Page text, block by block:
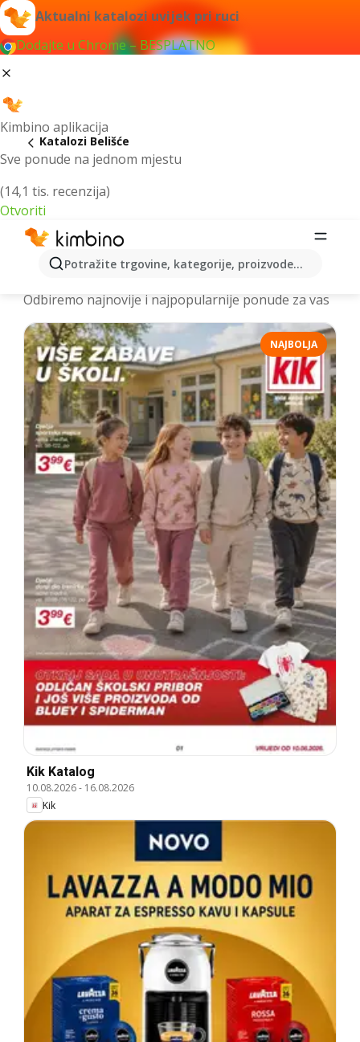
Aktualni katalozi uvijek pri ruci
Dodajte u Chrome – BESPLATNO
Kimbino aplikacija
Sve ponude na jednom mjestu
(14,1 tis. recenzija)
Otvoriti
Potražite trgovine, kategorije, proizvode...
Katalozi Belišće
Najnoviji katalozi Belišće > letci i
Odbiremo najnovije i najpopularnije ponude za vas
NAJBOLJA
Kik Katalog
10.08.2026- 16.08.2026
Kik